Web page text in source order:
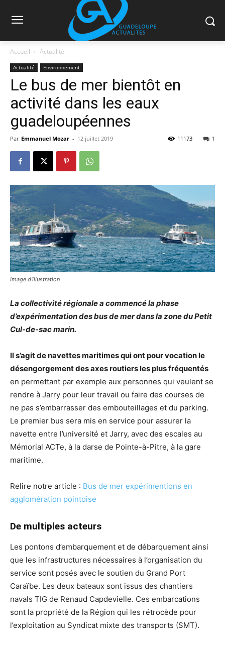
Accueil Actualité
Actualité Environnement
Le bus de mer bientôt en
activité dans les eaux
guadeloupéennes
Par Emmanuel Mozar - 12 juillet 2019 1
11173
Image d'illustration
La collectivité régionale a commencé la phase
d’expérimentation des bus de mer dans la zone du Petit
Cul-de-sac marin.
Il s’agit de navettes maritimes qui ont pour vocation le
désengorgement des axes routiers les plus fréquentés
en permettant par exemple aux personnes qui veulent se
rendre à Jarry pour leur travail ou faire des courses de
ne pas s’embarrasser des embouteillages et du parking.
Le premier bus sera mis en service pour assurer la
navette entre l’université et Jarry, avec des escales au
Mémorial ACTe, à la darse de Pointe-à-Pitre, à la gare
maritime.
Relire notre article : Bus de mer expérimentions en
agglomération pointoise
De multiples acteurs
Les pontons d’embarquement et de débarquement ainsi
que les infrastructures nécessaires à l’organisation du
service sont posés avec le soutien du Grand Port
Caraïbe. Les deux bateaux sont issus des chantiers
navals TIG de Renaud Capdevielle. Ces embarcations
sont la propriété de la Région qui les rétrocède pour
l’exploitation au Syndicat mixte des transports (SMT).